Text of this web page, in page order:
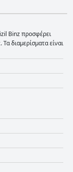
Binz προσφέρει
διαμερίσματα είναι